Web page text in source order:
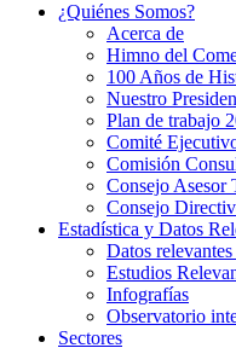
¿Quiénes Somos?
Acerca de
Himno del
100 Años de
Nuestro
Plan de trabajo
Comité
Comisión
Consejo Asesor
Consejo
Estadística y Datos
Datos
Estudios
Infografías
Observatorio
Sectores